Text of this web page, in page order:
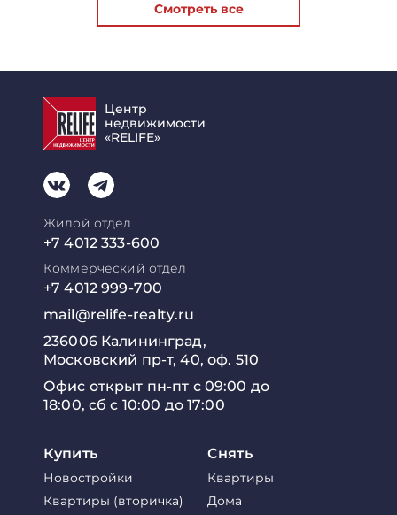
Смотреть все
Центр
недвижимости
«RELIFE»
Жилой отдел
+7 4012 333-600
Коммерческий отдел
+7 4012 999-700
mail@relife-realty.ru
236006 Калининград,
Московский пр-т, 40, оф. 510
Офис открыт пн-пт с 09:00 до
18:00, сб с 10:00 до 17:00
Купить
Новостройки
Квартиры (вторичка)
Снять
Квартиры
Дома